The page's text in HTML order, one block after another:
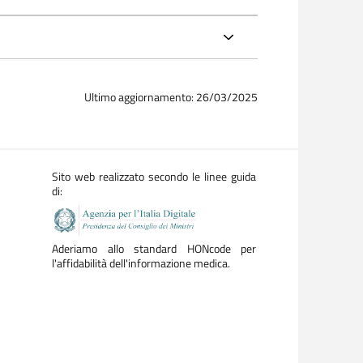
Caravaggio di Bergamo – Orio
Serio. Introduzione, materiali e metodi
Ultimo aggiornamento: 26/03/2025
Sito web realizzato secondo le linee guida
di:
Aderiamo allo standard HONcode per
l'affidabilità dell'informazione medica.